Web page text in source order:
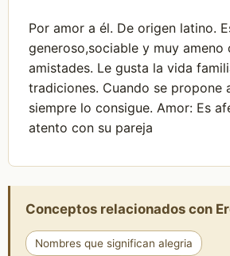
Por amor a él. De origen latino.
generoso,sociable y muy ameno
amistades. Le gusta la vida
tradiciones. Cuando se propone
siempre lo consigue. Amor: Es
atento con su pareja
Conceptos relacionados con
Nombres que significan alegria